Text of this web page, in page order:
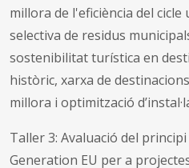
millora de l'eficiència del
selectiva de residus
sostenibilitat turística en
històric, xarxa de
millora i optimització
Taller 3: Avaluació del
Generation EU per a